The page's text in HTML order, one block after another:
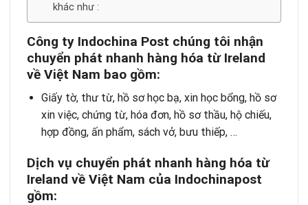
khác như :
Công ty Indochina Post chúng tôi nhận
chuyển phát nhanh hàng hóa từ Ireland
về Việt Nam bao gồm:
Giấy tờ, thư từ, hồ sơ học bạ, xin học bổng, hồ sơ
xin việc, chứng từ, hóa đơn, hồ sơ thầu, hộ chiếu,
hợp đồng, ấn phẩm, sách vở, bưu thiếp, …
Dịch vụ chuyển phát nhanh hàng hóa từ
Ireland về Việt Nam của Indochinapost
gồm: